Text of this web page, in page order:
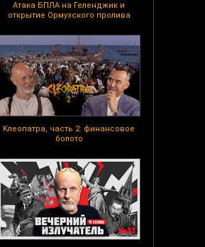
Атака БПЛА на Геленджик и
открытие Ормузского пролива
Клеопатра, часть 2: финансовое
болото